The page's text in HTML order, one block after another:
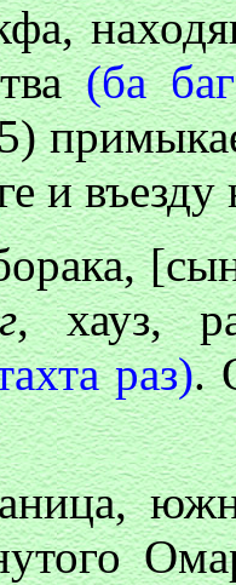
(ба
и въезду
, хауз,
раз).